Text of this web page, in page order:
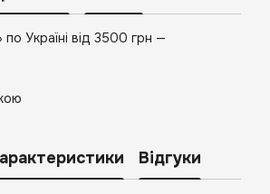
Україні від 3500 грн —
Відгуки